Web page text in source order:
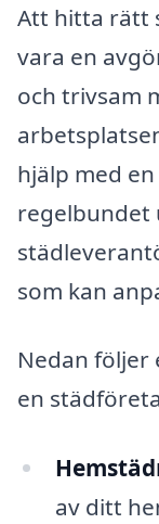
Att hitta rätt
vara en
och trivsam
hjälp med
regelbundet
som kan
Nedan följer
en
av ditt